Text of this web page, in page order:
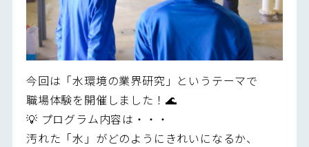
今回は「水環境の業界研究」というテーマで
職場体験を開催しました！🌊
💡 プログラム内容は・・・
汚れた「水」がどのようにきれいになるか、